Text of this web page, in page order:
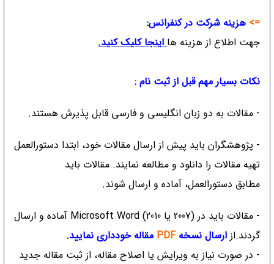
=> هزینه شرکت در کنفرانس:
جهت اطلاع از هزینه ها اینجا کلیک کنید.
نکات بسیار مهم قبل از ثبت نام :
- مقالات به دو زبان انگلیسی و فارسی قابل پذیرش هستند.
- پژوهشگران باید پیش از ارسال مقالات خود، ابتدا دستورالعمل
تهیه مقالات را دانلود و مطالعه نمایند. مقالات باید
مطابق دستورالعمل، آماده و ارسال شوند.
- مقالات باید در (2007 یا 2010) Microsoft Word آماده و ارسال
گردند.از ارسال نسخهPDF مقاله خودداری نمایید.
- در صورت نیاز به ویرایش یا اصلاح مقاله، از ثبت مقاله جدید